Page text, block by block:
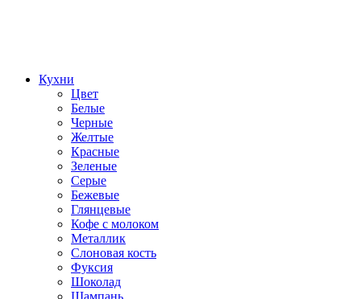
Кухни
Цвет
Белые
Черные
Желтые
Красные
Зеленые
Серые
Бежевые
Глянцевые
Кофе с молоком
Металлик
Слоновая кость
Фуксия
Шоколад
Шампань